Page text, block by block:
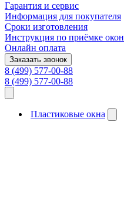
Гарантия и сервис
Информация для покупателя
Сроки изготовления
Инструкция по приёмке окон
Онлайн оплата
Заказать звонок
8 (499) 577-00-88
8 (499) 577-00-88
Пластиковые окна